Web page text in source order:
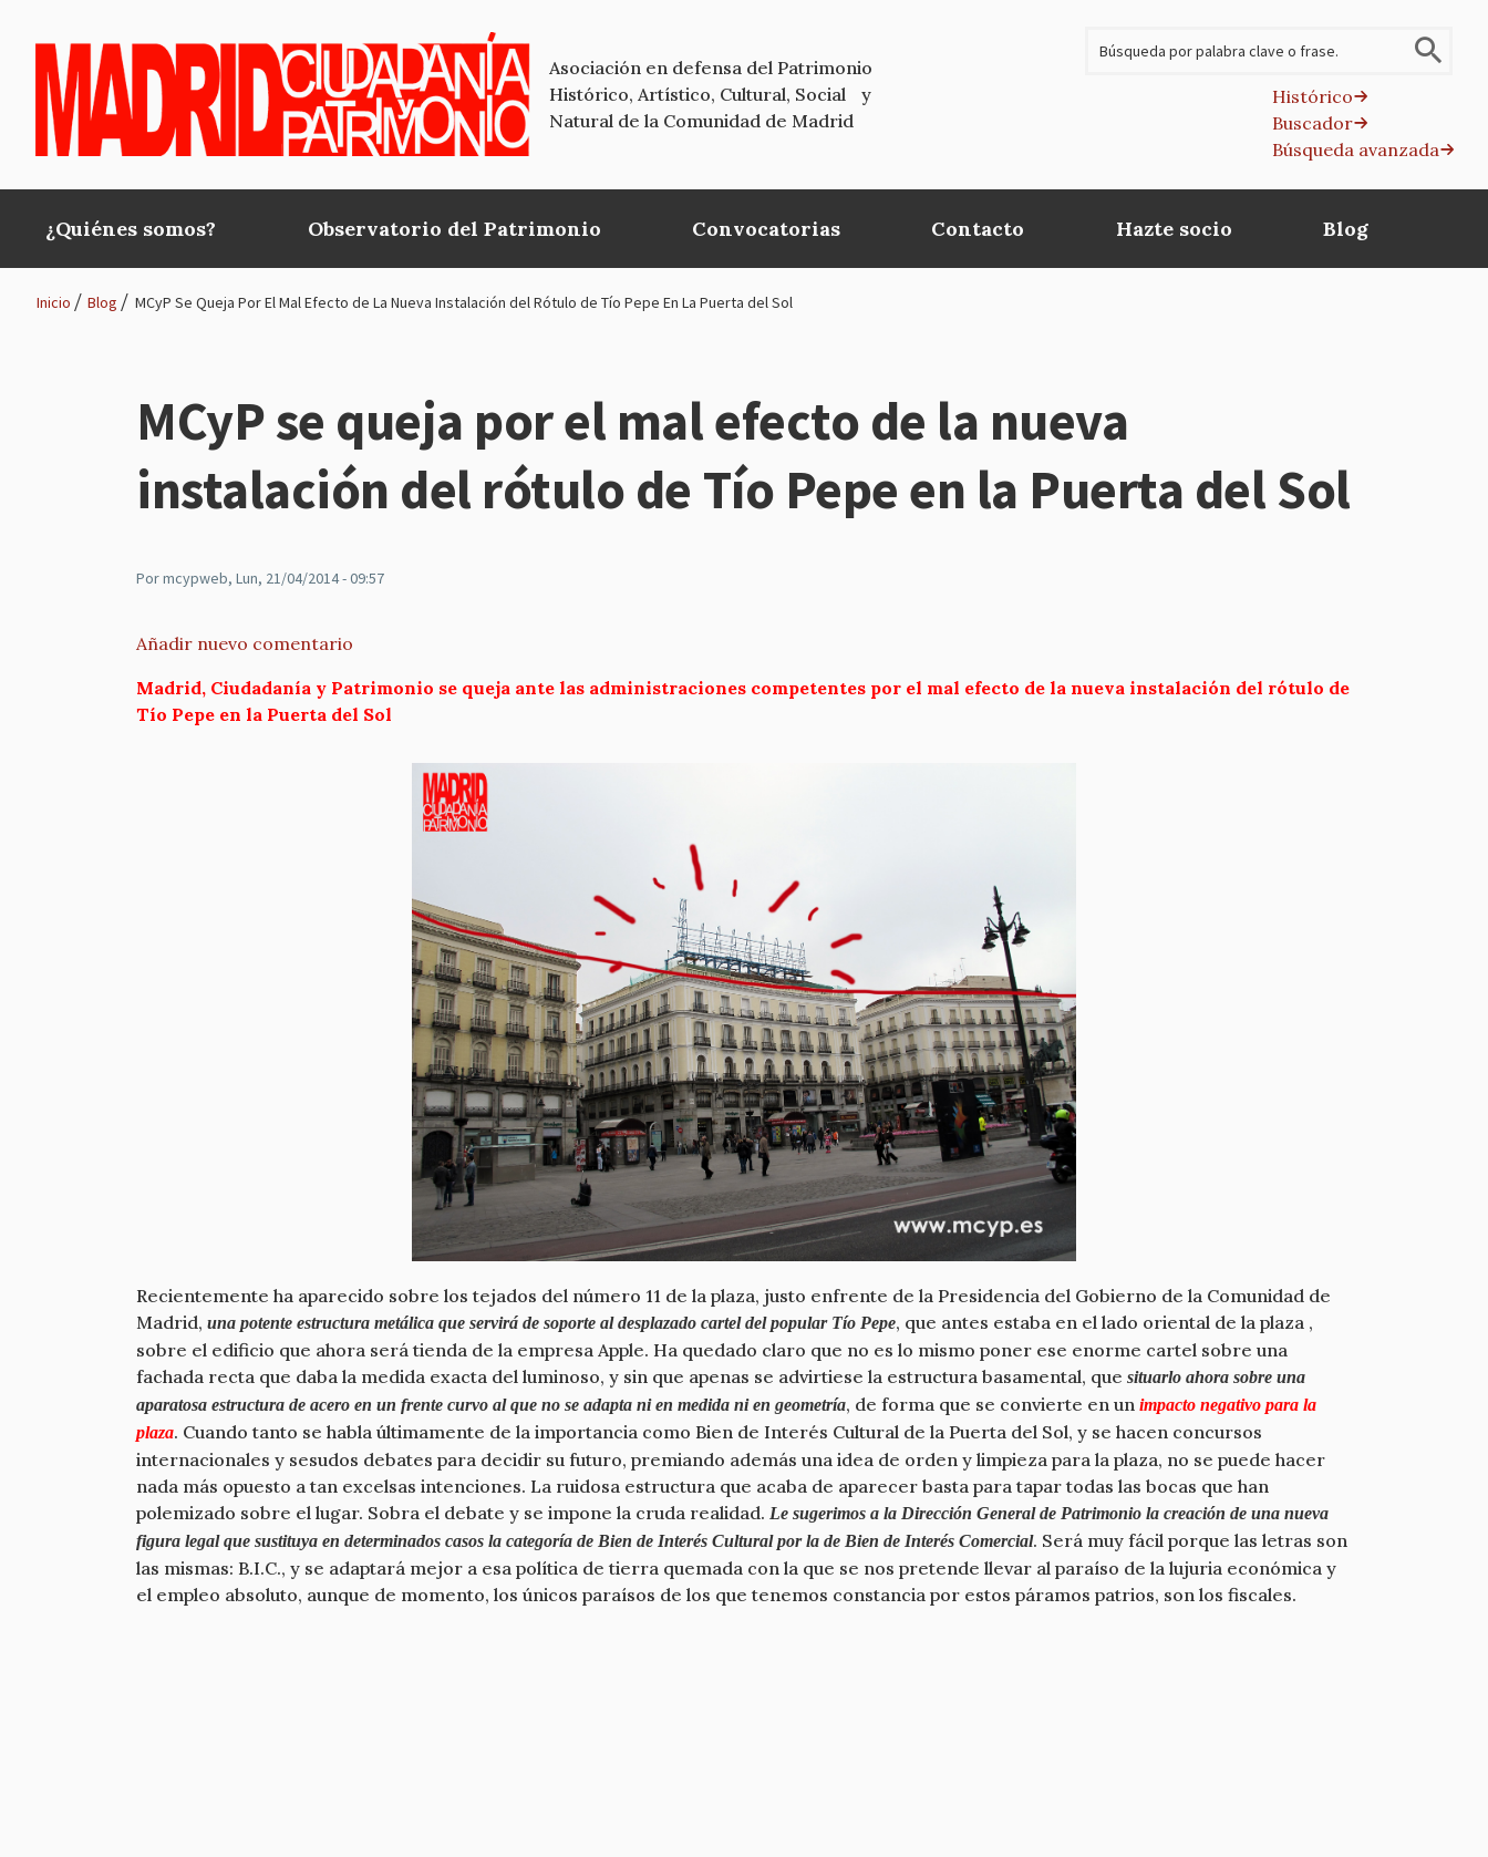
Asociación en defensa del Patrimonio
Histórico, Artístico, Cultural, Social y
Natural de la Comunidad de Madrid
Histórico
Buscador
Búsqueda avanzada
Main
navigation
¿Quiénes somos? Observatorio del Patrimonio Convocatorias Contacto Hazte socio Blog
navegación
Inicio Blog MCyP Se Queja Por El Mal Efecto de La Nueva Instalación del Rótulo de Tío Pepe En La Puerta del Sol
MCyP se queja por el mal efecto de la nueva
instalación del rótulo de Tío Pepe en la Puerta del Sol
Pormcypweb, Lun, 21/04/2014 - 09:57
Añadir nuevo comentario
Madrid, Ciudadanía y Patrimonio se queja ante las administraciones competentes por el mal efecto de la nueva instalación del rótulo de
Tío Pepe en la Puerta del Sol
Recientemente ha aparecido sobre los tejados del número 11 de la plaza, justo enfrente de la Presidencia del Gobierno de la Comunidad de
Madrid, una potente estructura metálica que servirá de soporte al desplazado cartel del popular Tío Pepe, que antes estaba en el lado oriental de la plaza ,
sobre el edificio que ahora será tienda de la empresa Apple. Ha quedado claro que no es lo mismo poner ese enorme cartel sobre una
fachada recta que daba la medida exacta del luminoso, y sin que apenas se advirtiese la estructura basamental, que situarlo ahora sobre una
aparatosa estructura de acero en un frente curvo al que no se adapta ni en medida ni en geometría, de forma que se convierte en un impacto negativo para la
plaza. Cuando tanto se habla últimamente de la importancia como Bien de Interés Cultural de la Puerta del Sol, y se hacen concursos
internacionales y sesudos debates para decidir su futuro, premiando además una idea de orden y limpieza para la plaza, no se puede hacer
nada más opuesto a tan excelsas intenciones. La ruidosa estructura que acaba de aparecer basta para tapar todas las bocas que han
polemizado sobre el lugar. Sobra el debate y se impone la cruda realidad. Le sugerimos a la Dirección General de Patrimonio la creación de una nueva
figura legal que sustituya en determinados casos la categoría de Bien de Interés Cultural por la de Bien de Interés Comercial. Será muy fácil porque las letras son
las mismas: B.I.C., y se adaptará mejor a esa política de tierra quemada con la que se nos pretende llevar al paraíso de la lujuria económica y
el empleo absoluto, aunque de momento, los únicos paraísos de los que tenemos constancia por estos páramos patrios, son los fiscales.